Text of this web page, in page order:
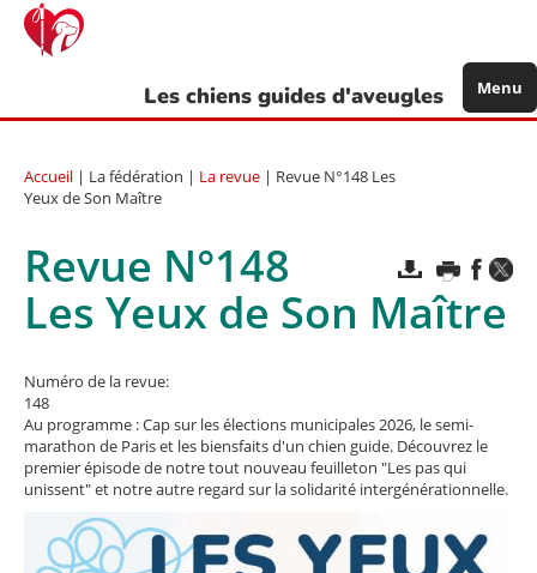
Aller
contenu
Les chiens guides d'aveugles Menu
Accueil | La fédération | La revue | Revue N°148 Les
Yeux de Son Maître
Revue N°148
Les Yeux de Son Maître
Numéro de la revue:
148
Au programme : Cap sur les élections municipales 2026, le semi-
marathon de Paris et les biensfaits d'un chien guide. Découvrez le
premier épisode de notre tout nouveau feuilleton "Les pas qui
unissent" et notre autre regard sur la solidarité intergénérationnelle.